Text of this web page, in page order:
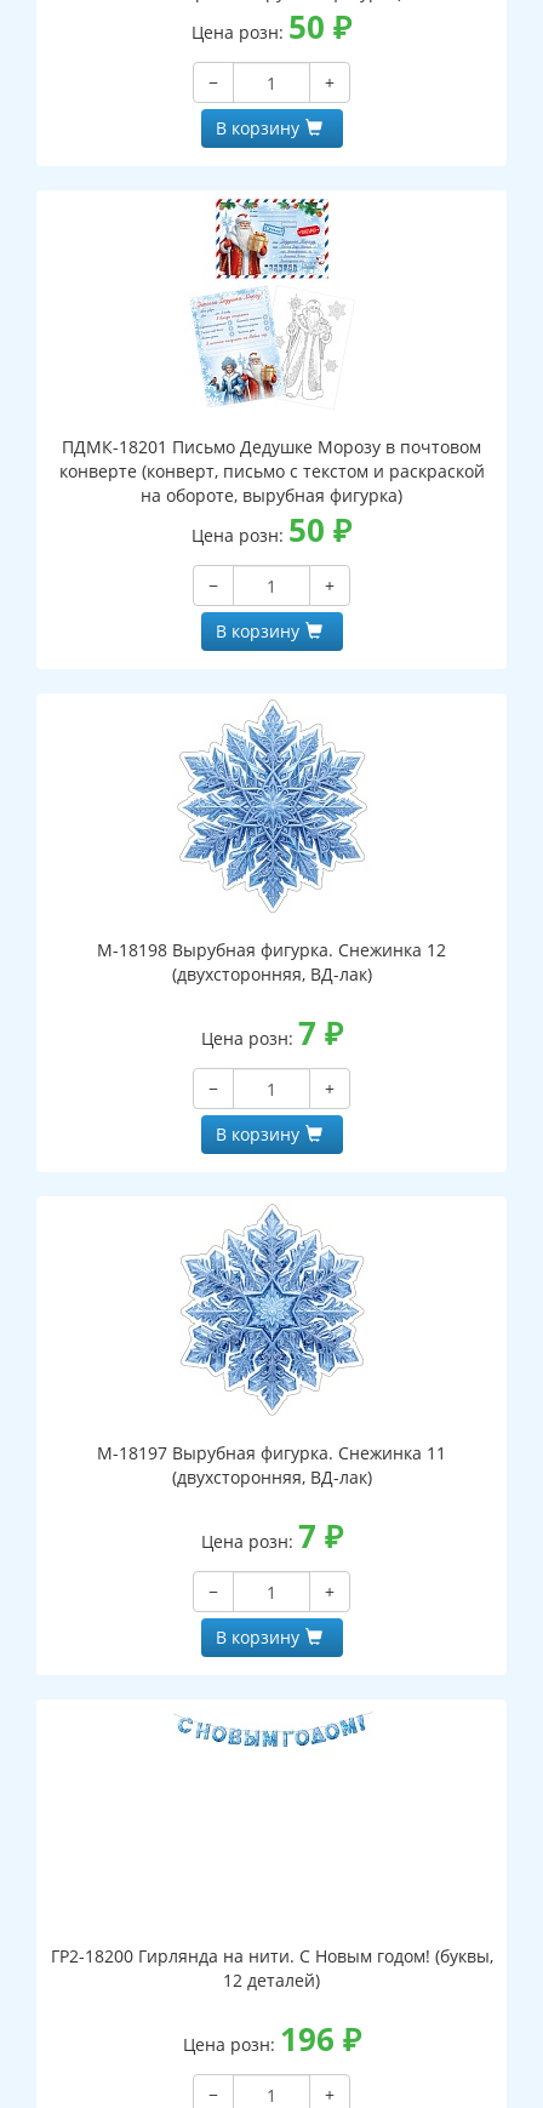
Цена розн: 50 ₽
−
+
В корзину
ПДМК-18201 Письмо Дедушке Морозу в почтовом
конверте (конверт, письмо с текстом и раскраской
на обороте, вырубная фигурка)
Цена розн: 50 ₽
−
+
В корзину
М-18198 Вырубная фигурка. Снежинка 12
(двухсторонняя, ВД-лак)
Цена розн: 7 ₽
−
+
В корзину
М-18197 Вырубная фигурка. Снежинка 11
(двухсторонняя, ВД-лак)
Цена розн: 7 ₽
−
+
В корзину
ГР2-18200 Гирлянда на нити. С Новым годом! (буквы,
12 деталей)
Цена розн: 196 ₽
−
+